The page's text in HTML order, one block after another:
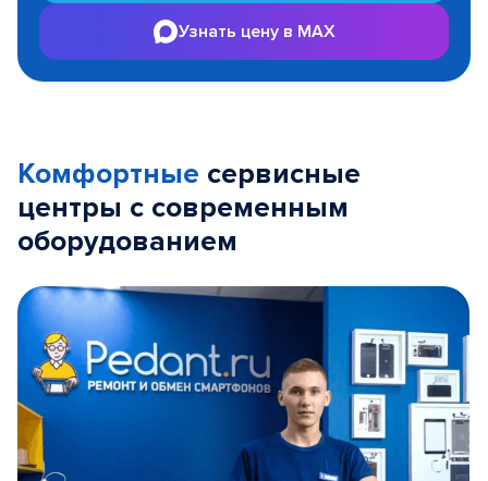
Узнать цену в MAX
Комфортные сервисные
центры с современным
оборудованием